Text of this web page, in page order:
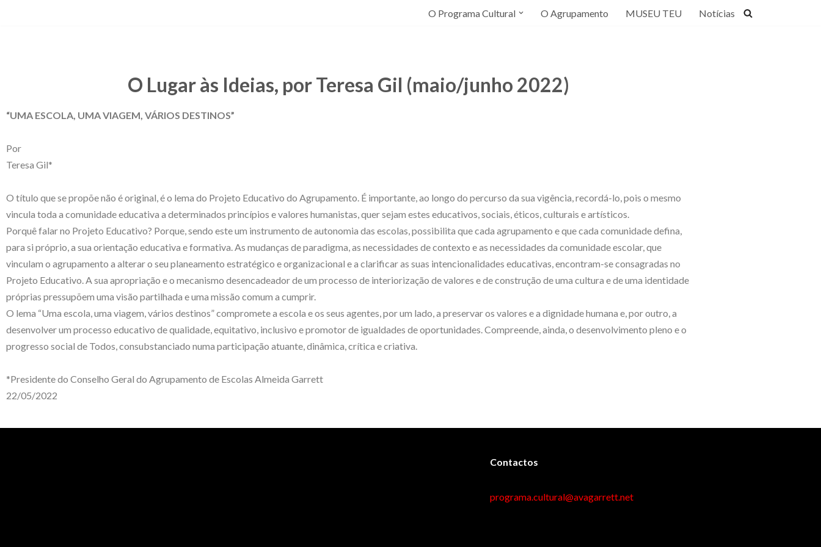
O Programa Cultural O Agrupamento MUSEU TEU Notícias
O Lugar às Ideias, por Teresa Gil (maio/junho 2022)
“UMA ESCOLA, UMA VIAGEM, VÁRIOS DESTINOS”
Por
Teresa Gil*
O título que se propõe não é original, é o lema do Projeto Educativo do Agrupamento. É importante, ao longo do percurso da sua vigência, recordá-lo, pois o mesmo
vincula toda a comunidade educativa a determinados princípios e valores humanistas, quer sejam estes educativos, sociais, éticos, culturais e artísticos.
Porquê falar no Projeto Educativo? Porque, sendo este um instrumento de autonomia das escolas, possibilita que cada agrupamento e que cada comunidade defina,
para si próprio, a sua orientação educativa e formativa. As mudanças de paradigma, as necessidades de contexto e as necessidades da comunidade escolar, que
vinculam o agrupamento a alterar o seu planeamento estratégico e organizacional e a clarificar as suas intencionalidades educativas, encontram-se consagradas no
Projeto Educativo. A sua apropriação e o mecanismo desencadeador de um processo de interiorização de valores e de construção de uma cultura e de uma identidade
próprias pressupõem uma visão partilhada e uma missão comum a cumprir.
O lema “Uma escola, uma viagem, vários destinos” compromete a escola e os seus agentes, por um lado, a preservar os valores e a dignidade humana e, por outro, a
desenvolver um processo educativo de qualidade, equitativo, inclusivo e promotor de igualdades de oportunidades. Compreende, ainda, o desenvolvimento pleno e o
progresso social de Todos, consubstanciado numa participação atuante, dinâmica, crítica e criativa.
*Presidente do Conselho Geral do Agrupamento de Escolas Almeida Garrett
22/05/2022
Contactos
programa.cultural@avagarrett.net